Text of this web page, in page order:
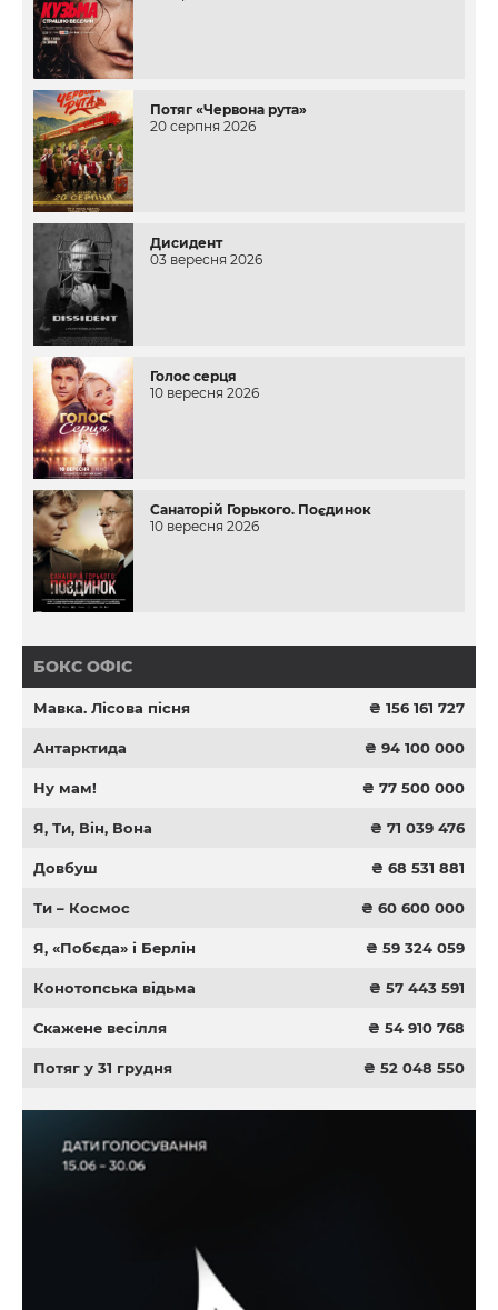
Потяг «Червона рута»
20 серпня 2026
Дисидент
03 вересня 2026
Голос серця
10 вересня 2026
Санаторій Горького. Поєдинок
10 вересня 2026
БОКС ОФІС
Мавка. Лісова пісня ₴ 156 161 727
Антарктида ₴ 94 100 000
Ну мам! ₴ 77 500 000
Я, Ти, Він, Вона ₴ 71 039 476
Довбуш ₴ 68 531 881
Ти – Космос ₴ 60 600 000
Я, «Побєда» і Берлін ₴ 59 324 059
Конотопська відьма ₴ 57 443 591
Скажене весілля ₴ 54 910 768
Потяг у 31 грудня ₴ 52 048 550